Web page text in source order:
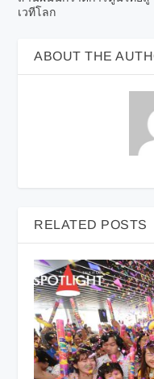
เวทีโลก
ABOUT THE
RELATED POSTS